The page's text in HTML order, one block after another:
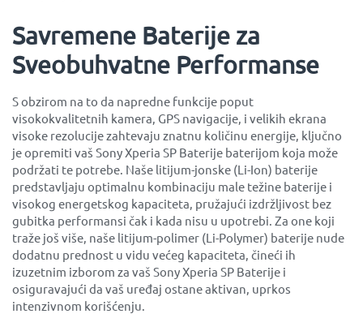
Savremene Baterije za
Sveobuhvatne Performanse
S obzirom na to da napredne funkcije poput
visokokvalitetnih kamera, GPS navigacije, i velikih ekrana
visoke rezolucije zahtevaju znatnu količinu energije, ključno
je opremiti vaš Sony Xperia SP Baterije baterijom koja može
podržati te potrebe. Naše litijum-jonske (Li-Ion) baterije
predstavljaju optimalnu kombinaciju male težine baterije i
visokog energetskog kapaciteta, pružajući izdržljivost bez
gubitka performansi čak i kada nisu u upotrebi. Za one koji
traže još više, naše litijum-polimer (Li-Polymer) baterije nude
dodatnu prednost u vidu većeg kapaciteta, čineći ih
izuzetnim izborom za vaš Sony Xperia SP Baterije i
osiguravajući da vaš uređaj ostane aktivan, uprkos
intenzivnom korišćenju.